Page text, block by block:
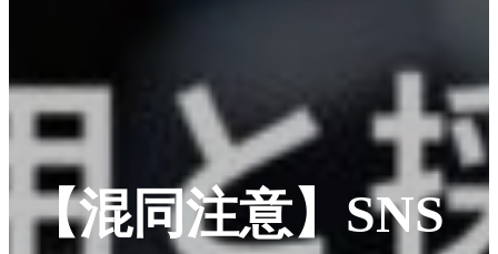
【混同注意】SNS